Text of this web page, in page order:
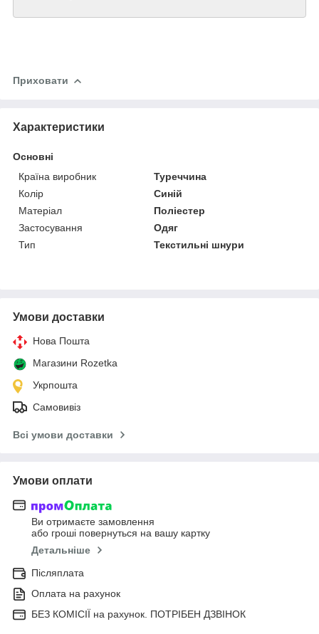
Приховати
Характеристики
Основні
Країна виробник
Туреччина
Колір
Синій
Матеріал
Поліестер
Застосування
Одяг
Тип
Текстильні шнури
Умови доставки
Нова Пошта
Магазини Rozetka
Укрпошта
Самовивіз
Всі умови доставки
Умови оплати
Ви отримаєте замовлення
або гроші повернуться на вашу картку
Детальніше
Післяплата
Оплата на рахунок
БЕЗ КОМІСІЇ на рахунок. ПОТРІБЕН ДЗВІНОК